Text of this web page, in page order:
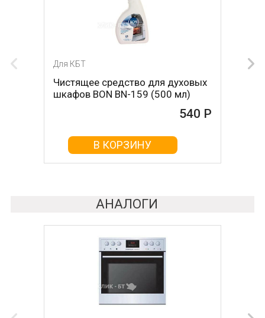
Для КБТ
Чистящее средство для духовых
шкафов BON BN-159 (500 мл)
540 Р
В КОРЗИНУ
Для КБТ
Чистящее средство для духовых
шкафов MAGIC POWER MP-014
В КОРЗИНУ
АНАЛОГИ